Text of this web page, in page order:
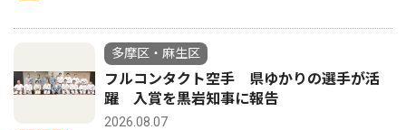
多摩区・麻生区
フルコンタクト空手 県ゆかりの選手が活
躍 入賞を黒岩知事に報告
2026.08.07